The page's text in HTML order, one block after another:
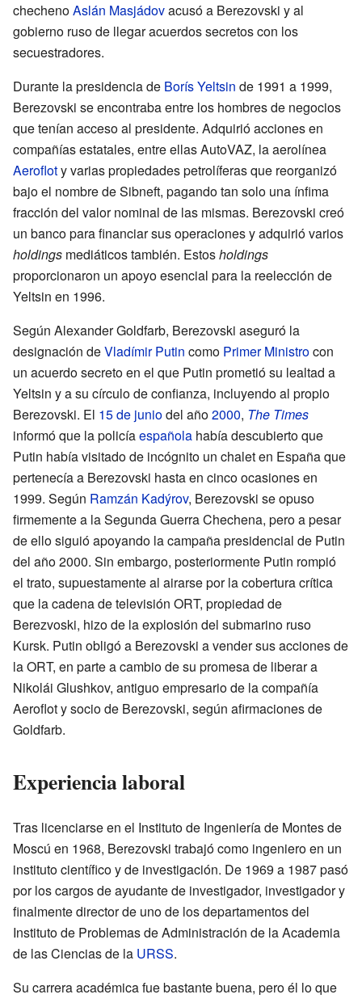
chechenoAslán Masjádovacusó a Berezovski y al
gobierno ruso de llegar acuerdos secretos con los
secuestradores.
Durante la presidencia de Borís Yeltsin de 1991 a 1999,
Berezovski se encontraba entre los hombres de negocios
que tenían acceso al presidente. Adquirió acciones en
compañías estatales, entre ellas AutoVAZ, la aerolínea
Aerofloty varias propiedades petrolíferas que reorganizó
bajo el nombre de Sibneft, pagando tan solo una ínfima
fracción del valor nominal de las mismas. Berezovski creó
un banco para financiar sus operaciones y adquirió varios
holdings mediáticos también. Estosholdings
proporcionaron un apoyo esencial para la reelección de
Yeltsin en 1996.
Según Alexander Goldfarb, Berezovski aseguró la
designación deVladímir Putin como Primer Ministrocon
un acuerdo secreto en el que Putin prometió su lealtad a
Yeltsin y a su círculo de confianza, incluyendo al propio
Berezovski. El 15 de juniodel año2000, The Times
informó que la policíaespañola había descubierto que
Putin había visitado de incógnito un chalet en España que
pertenecía a Berezovski hasta en cinco ocasiones en
1999. Según Ramzán Kadýrov, Berezovski se opuso
firmemente a la Segunda Guerra Chechena, pero a pesar
de ello siguió apoyando la campaña presidencial de Putin
del año 2000. Sin embargo, posteriormente Putin rompió
el trato, supuestamente al airarse por la cobertura crítica
que la cadena de televisión ORT, propiedad de
Berezvoski, hizo de la explosión del submarino ruso
Kursk. Putin obligó a Berezovski a vender sus acciones de
la ORT, en parte a cambio de su promesa de liberar a
Nikolái Glushkov, antiguo empresario de la compañía
Aeroflot y socio de Berezovski, según afirmaciones de
Goldfarb.
Experiencia laboral
Tras licenciarse en el Instituto de Ingeniería de Montes de
Moscú en 1968, Berezovski trabajó como ingeniero en un
instituto científico y de investigación. De 1969 a 1987 pasó
por los cargos de ayudante de investigador, investigador y
finalmente director de uno de los departamentos del
Instituto de Problemas de Administración de la Academia
de las Ciencias de la URSS.
Su carrera académica fue bastante buena, pero él lo que